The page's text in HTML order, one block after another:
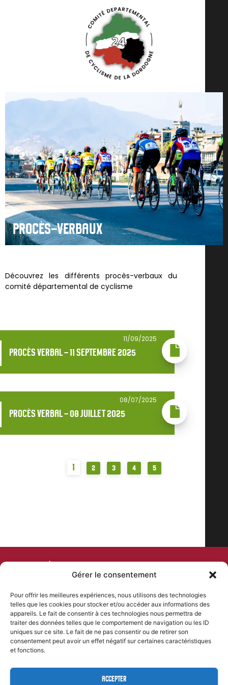
Gérer le consentement
Pour offrir les meilleures expériences, nous utilisons des technologies
telles que les cookies pour stocker et/ou accéder aux informations des
appareils. Le fait de consentir à ces technologies nous permettra de
traiter des données telles que le comportement de navigation ou les ID
uniques sur ce site. Le fait de ne pas consentir ou de retirer son
consentement peut avoir un effet négatif sur certaines caractéristiques
et fonctions.
ACCEPTER
PROCÈS-VERBAUX
Découvrez les différents procès-verbaux du
comité départemental de cyclisme
PROCÈS VERBAL - 11 SEPTEMBRE 2025
11/09/2025
PROCÈS VERBAL - 08 JUILLET 2025
08/07/2025
1 2 3 4 5
COMITÉ DEPARTEMENTAL
PLAN DU SITE
Accueil
Comité departemental
Formations
NOS COORDONNÉES
46 Rue Kleber, 24000 Périgueux
contact@comite-
departemental-dordogne-